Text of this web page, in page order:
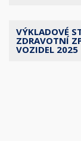
VÝKLADOVÉ
ZDRAVOTNÍ
VOZIDEL 2025